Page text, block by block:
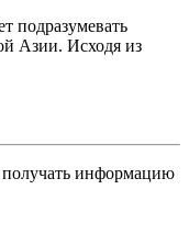
подразумевать
Азии. Исходя из
информацию